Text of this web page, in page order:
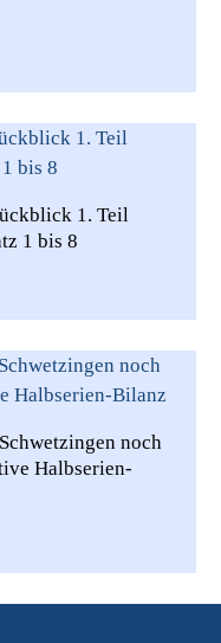
1. Teil
1 bis 8
noch
Halbserien-